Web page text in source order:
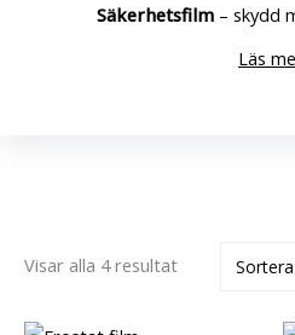
Säkerhetsfilm – skydd
Läs
Visar alla 4 resultat